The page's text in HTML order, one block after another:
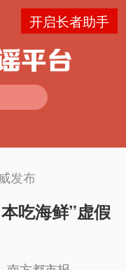
开启长者助手
发布
吃海鲜”虚假